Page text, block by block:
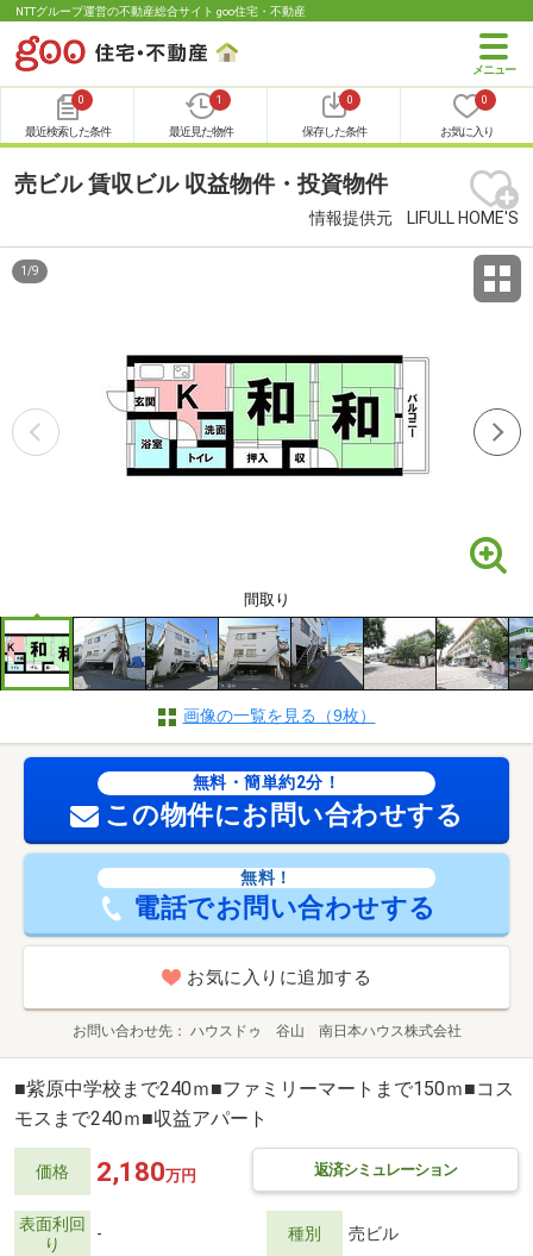
NTTグループ運営の不動産総合サイト goo住宅・不動産
0
最近検索した条件
1
最近見た物件
0
保存した条件
0
お気に入り
売ビル 賃収ビル 収益物件・投資物件
情報提供元 LIFULL HOME'S
間取り
1 /9
画像の一覧を見る（9枚）
無料・簡単約2分！
この物件にお問い合わせする
無料！
電話でお問い合わせする
お気に入りに追加する
お問い合わせ先 ハウスドゥ 谷山 南日本ハウス株式会社
■紫原中学校まで240ｍ■ファミリーマートまで150ｍ■コス
モスまで240ｍ■収益アパート
価格 返済シミュレーション
2,180万円
表面利回
り
- 種別 売ビル